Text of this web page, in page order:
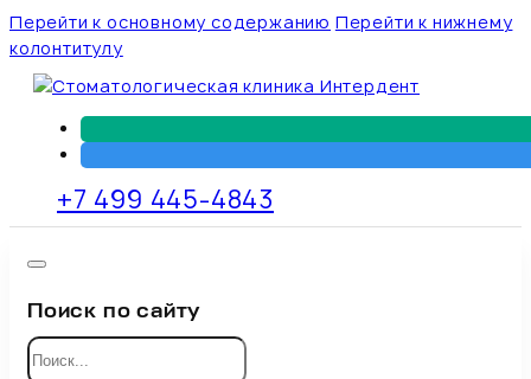
Перейти к основному содержанию Перейти к нижнему
колонтитулу
+7 499 445-4843
Поиск по сайту
Поиск